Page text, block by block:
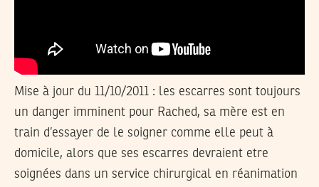
Mise à jour du 11/10/2011 : les escarres sont toujours
un danger imminent pour Rached, sa mère est en
train d’essayer de le soigner comme elle peut à
domicile, alors que ses escarres devraient etre
soignées dans un service chirurgical en réanimation